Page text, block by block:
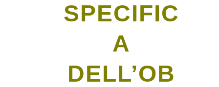
SPECIFIC
A
DELL’OB